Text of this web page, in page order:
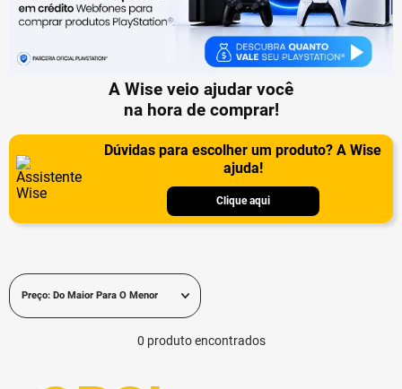
A Wise veio ajudar você
na hora de comprar!
Dúvidas para escolher um produto? A Wise
ajuda!
Clique aqui
Preço: Do Maior Para O Menor
0 produto
4º
smartphone
5